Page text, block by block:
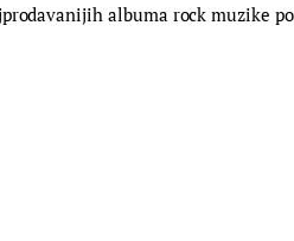
albuma rock muzike